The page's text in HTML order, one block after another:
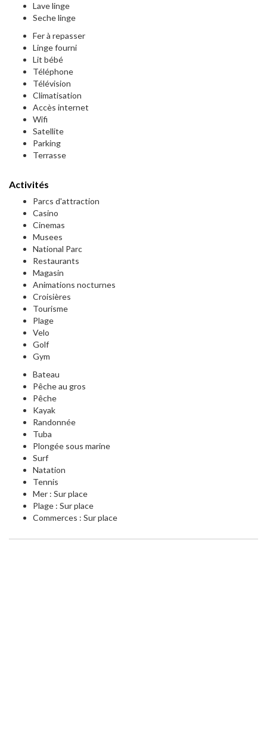
Lave linge
Seche linge
Fer à repasser
Linge fourni
Lit bébé
Téléphone
Télévision
Climatisation
Accès internet
Wifi
Satellite
Parking
Terrasse
Activités
Parcs d'attraction
Casino
Cinemas
Musees
National Parc
Restaurants
Magasin
Animations nocturnes
Croisières
Tourisme
Plage
Velo
Golf
Gym
Bateau
Pêche au gros
Pêche
Kayak
Randonnée
Tuba
Plongée sous marine
Surf
Natation
Tennis
Mer : Sur place
Plage : Sur place
Commerces : Sur place